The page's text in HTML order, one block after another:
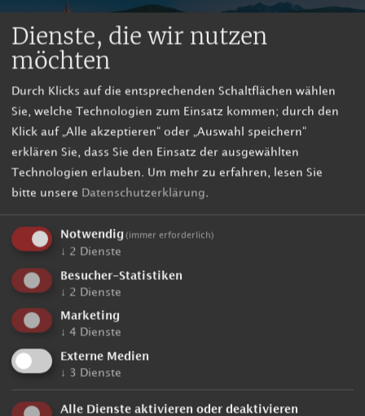
I - 39030 Olang / Südtirol / Italien
CIN: IT021106A1AJXAAHAC
info@hotelpost-tolderhof.com
Dienste, die wir nutzen
möchten
Durch Klicks auf die entsprechenden Schaltflächen wählen
Sie, welche Technologien zum Einsatz kommen; durch den
Klick auf „Alle akzeptieren“ oder „Auswahl speichern“
erklären Sie, dass Sie den Einsatz der ausgewählten
Technologien erlauben.
Um mehr zu erfahren, lesen Sie
bitte unsere
Datenschutzerklärung
Notwendig (immer erforderlich)
↓ 2 Dienste
Besucher-Statistiken
↓ 2 Dienste
Marketing
↓ 4 Dienste
Externe Medien
↓ 3 Dienste
Alle Dienste aktivieren oder deaktivieren